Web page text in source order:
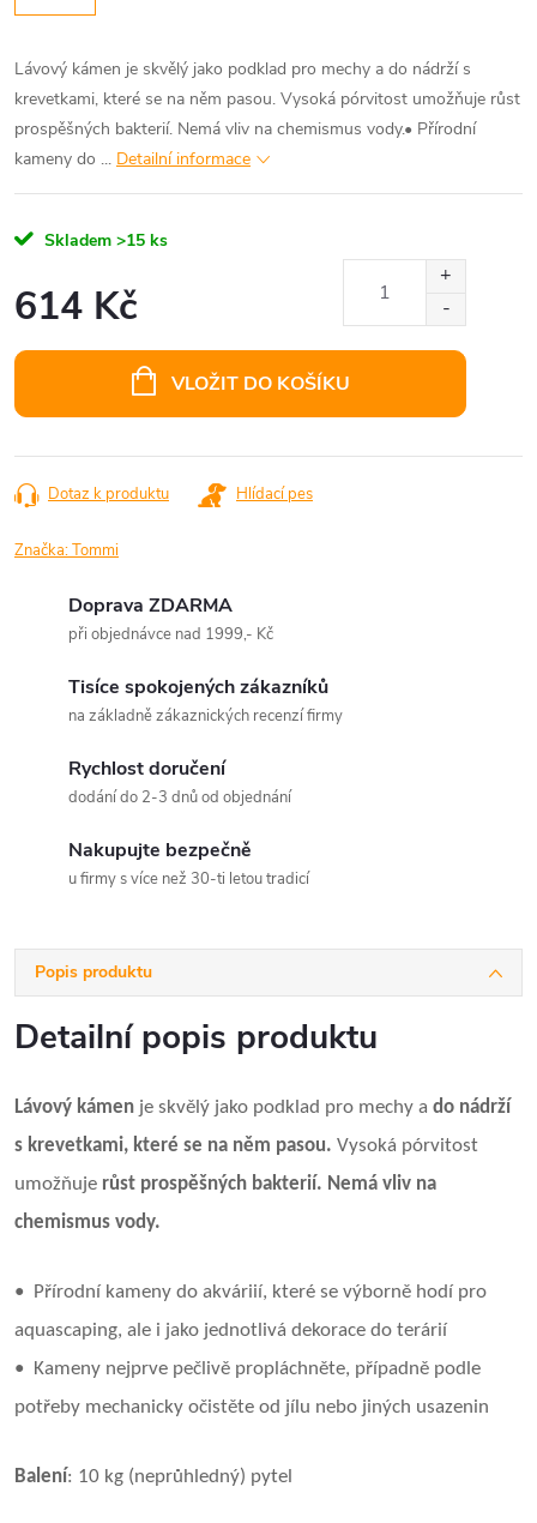
Lávový kámen je skvělý jako podklad pro mechy a do nádrží s
krevetkami, které se na něm pasou. Vysoká pórvitost umožňuje růst
prospěšných bakterií. Nemá vliv na chemismus vody.• Přírodní
kameny do ... Detailní informace
Skladem >15 ks
614 Kč
VLOŽIT DO KOŠÍKU
Dotaz k produktu Hlídací pes
Značka:Tommi
Doprava ZDARMA
při objednávce nad 1999,- Kč
Tisíce spokojených zákazníků
na základně zákaznických recenzí firmy
Rychlost doručení
dodání do 2-3 dnů od objednání
Nakupujte bezpečně
u firmy s více než 30-ti letou tradicí
Popis produktu
Detailní popis produktu
Lávový kámen je skvělý jako podklad pro mechy a do nádrží
s krevetkami, které se na něm pasou. Vysoká pórvitost
umožňuje růst prospěšných bakterií. Nemá vliv na
chemismus vody.
• Přírodní kameny do akváriií, které se výborně hodí pro
aquascaping, ale i jako jednotlivá dekorace do terárií
• Kameny nejprve pečlivě propláchněte, případně podle
potřeby mechanicky očistěte od jílu nebo jiných usazenin
Balení: 10 kg (neprůhledný) pytel